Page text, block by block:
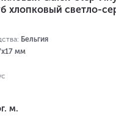
хлопковый светло-
Бельгия
мм
м.